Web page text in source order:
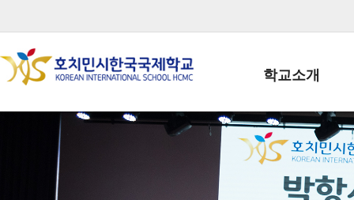
학교소개
학교장인사말
학생회장인사말
학교상징